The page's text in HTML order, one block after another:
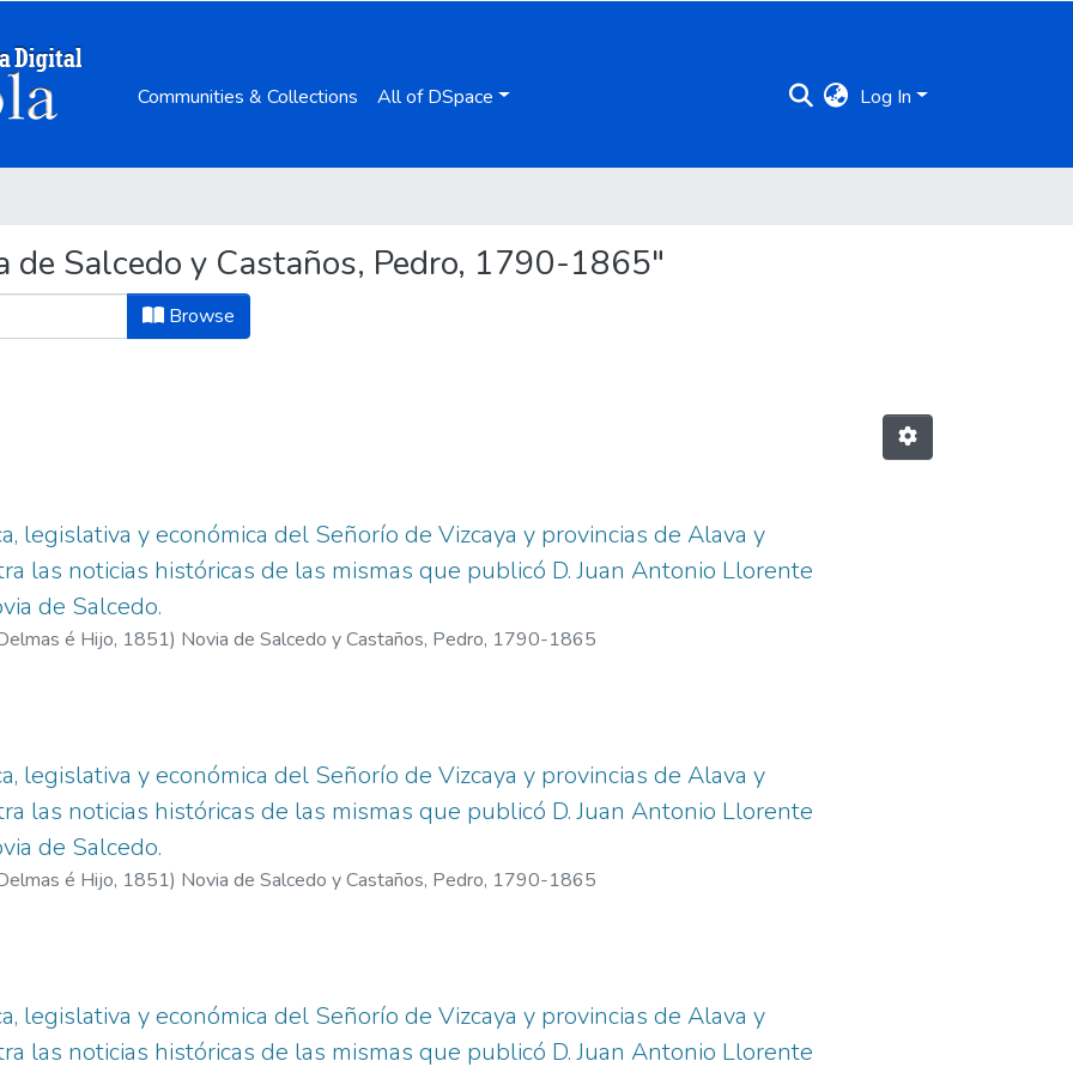
Communities & Collections All of DSpace Log In
Salcedo y Castaños, Pedro, 1790-1865"
Browse
legislativa y económica del Señorío de Vizcaya y provincias de Alava y
las noticias históricas de las mismas que publicó D. Juan Antonio Llorente
de Salcedo.
é Hijo, 1851) Novia de Salcedo y Castaños, Pedro, 1790-1865
legislativa y económica del Señorío de Vizcaya y provincias de Alava y
las noticias históricas de las mismas que publicó D. Juan Antonio Llorente
de Salcedo.
é Hijo, 1851) Novia de Salcedo y Castaños, Pedro, 1790-1865
legislativa y económica del Señorío de Vizcaya y provincias de Alava y
las noticias históricas de las mismas que publicó D. Juan Antonio Llorente